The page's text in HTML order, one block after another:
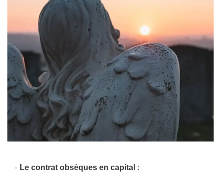
Le contrat obsèques en capital :